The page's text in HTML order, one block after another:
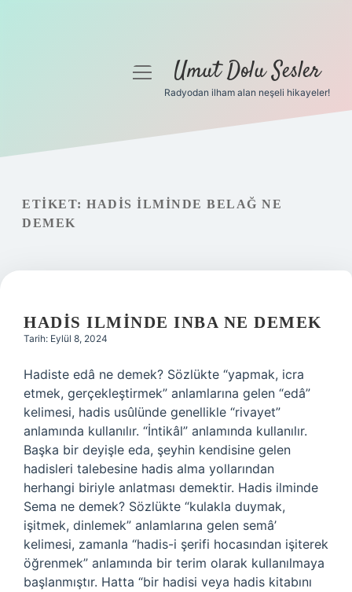
Gizlilik Politikası
Hakkımızda
menüyüUmut Dolu Sesler
Radyodan ilham alan neşeli hikayeler!
ETIKET: HADIS ILMINDE BELAĞ NE
DEMEK
HADIS ILMINDE INBA NE DEMEK
Tarih: Eylül 8, 2024
Hadiste edâ ne demek? Sözlükte “yapmak, icra
etmek, gerçekleştirmek” anlamlarına gelen “edâ”
kelimesi, hadis usûlünde genellikle “rivayet”
anlamında kullanılır. “İntikâl” anlamında kullanılır.
Başka bir deyişle eda, şeyhin kendisine gelen
hadisleri talebesine hadis alma yollarından
herhangi biriyle anlatması demektir. Hadis ilminde
Sema ne demek? Sözlükte “kulakla duymak,
işitmek, dinlemek” anlamlarına gelen semâ’
kelimesi, zamanla “hadis-i şerifi hocasından işiterek
öğrenmek” anlamında bir terim olarak kullanılmaya
başlanmıştır. Hatta “bir hadisi veya hadis kitabını